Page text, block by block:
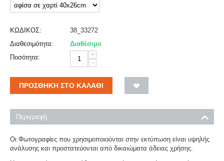
ΚΩΔΙΚΟΣ:
38_33272
Διαθεσιμότητα:
Διαθέσιμο
Ποσότητα:
+
−
ΠΡΟΣΘΉΚΗ ΣΤΟ ΚΑΛΆΘΙ
Περιγραφή
Οι Φωτογραφίες που χρησιμοποιούνται στην εκτύπωση είναι υψηλής
ανάλυσης και προστατεύονται από δικαιώματα άδειας χρήσης.